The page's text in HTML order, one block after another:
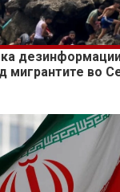
мигрантите во